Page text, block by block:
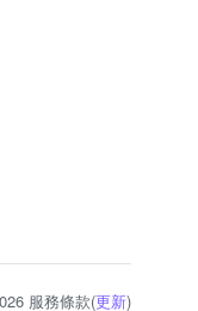
服務條款(更新)